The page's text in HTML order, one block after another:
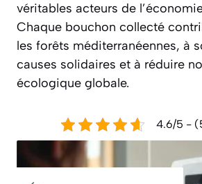
véritables acteurs de
Chaque bouchon collecté
les forêts méditerranéennes, à
causes solidaires et à réduire
écologique globale.
4.6/5 -